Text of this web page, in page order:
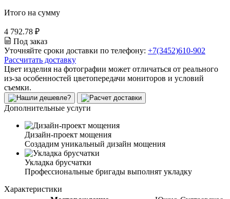
Итого на сумму
4 792.78 ₽
Под заказ
Уточняйте сроки доставки по телефону: +7(3452)610-902
Рассчитать доставку
Цвет изделия на фотографии может отличаться от реального
из-за особенностей цветопередачи мониторов и условий
съемки.
Дополнительные услуги
Дизайн-проект мощения
Создадим уникальный дизайн мощения
Укладка брусчатки
Профессиональные бригады выполнят укладку
Характеристики